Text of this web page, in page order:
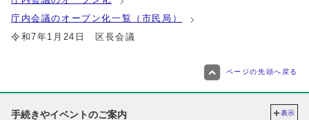
庁内会議のオープン化一覧（市民局）
令和7年1月24日 区長会議
ページの先頭へ戻る
手続きやイベントのご案内 表示